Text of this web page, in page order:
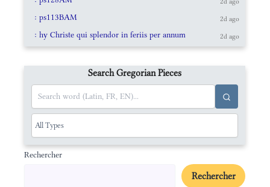
: ps113BAM 2d ago
: hy Christe qui splendor in feriis per annum 2d ago
Search Gregorian Pieces
Rechercher
Rechercher